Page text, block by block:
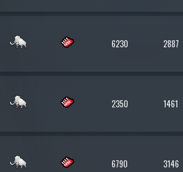
6230 2887
2350 1461
6790 3146